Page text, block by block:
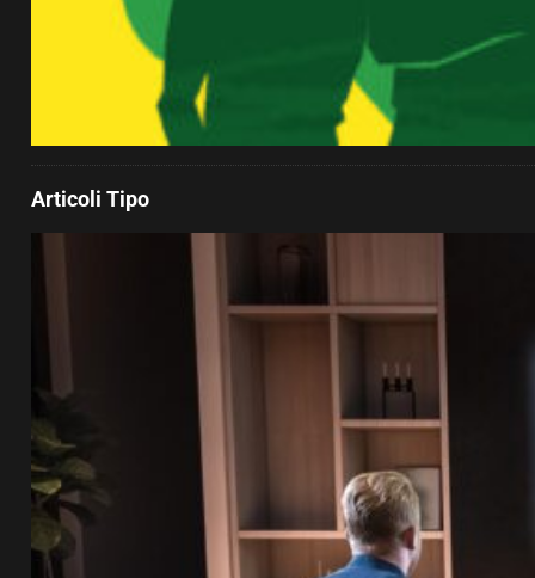
Articoli Tipo